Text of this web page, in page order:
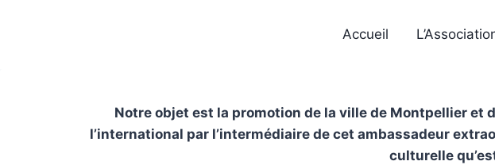
Accueil
Notre objet est la promotion de la ville de Montpellier
l’international par l’intermédiaire de cet ambassadeur
culturelle